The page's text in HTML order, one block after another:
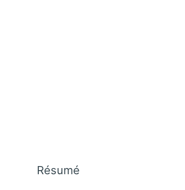
Résumé